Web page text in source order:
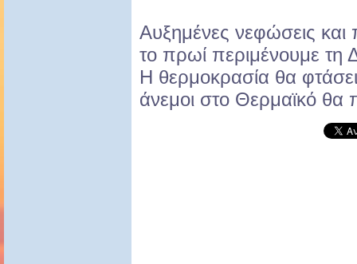
Αυξημένες νεφώσεις και
το πρωί περιμένουμε τη
Η θερμοκρασία θα
άνεμοι στο Θερμαϊκό θα